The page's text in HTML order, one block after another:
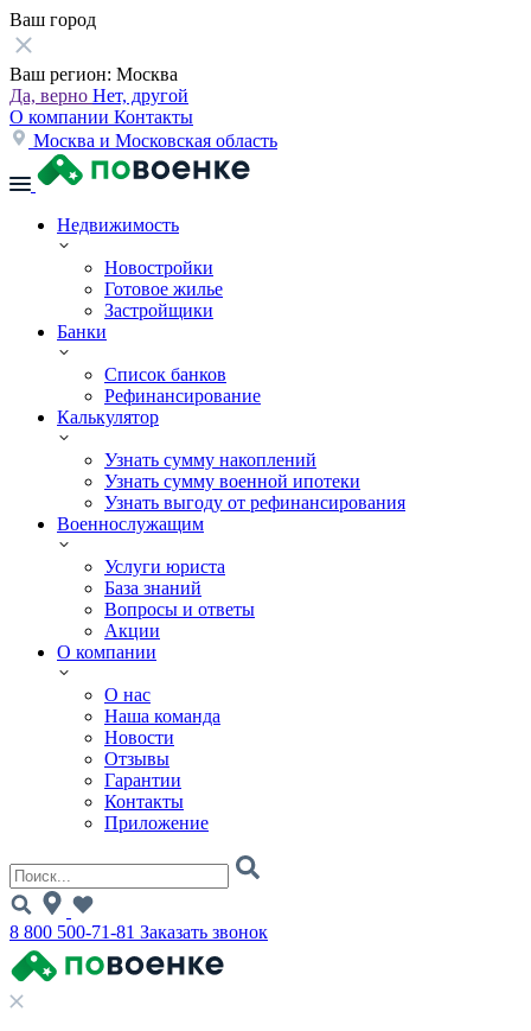
Ваш город
Ваш регион: Москва
Да, верно Нет, другой
О компании Контакты
Москва и Московская область
Недвижимость
Новостройки
Готовое жилье
Застройщики
Банки
Список банков
Рефинансирование
Калькулятор
Узнать сумму накоплений
Узнать сумму военной ипотеки
Узнать выгоду от рефинансирования
Военнослужащим
Услуги юриста
База знаний
Вопросы и ответы
Акции
О компании
О нас
Наша команда
Новости
Отзывы
Гарантии
Контакты
Приложение
8 800 500-71-81 Заказать звонок